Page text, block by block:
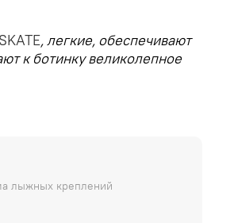
, легкие, обеспечивают
к ботинку великолепное
лыжных креплений